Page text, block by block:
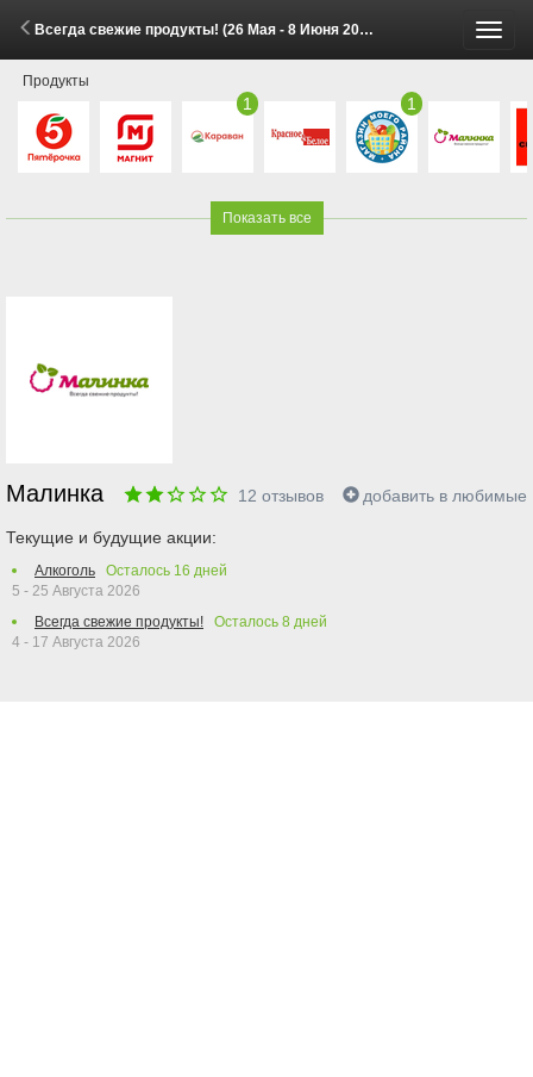
Всегда свежие продукты! (26 Мая - 8 Июня 2026)
Продукты
1 1
Показать все
Малинка 12 отзывов добавить в любимые
Текущие и будущие акции:
Алкоголь Осталось 16 дней
5 - 25 Августа 2026
Всегда свежие продукты!
Осталось 8 дней
4 - 17 Августа 2026